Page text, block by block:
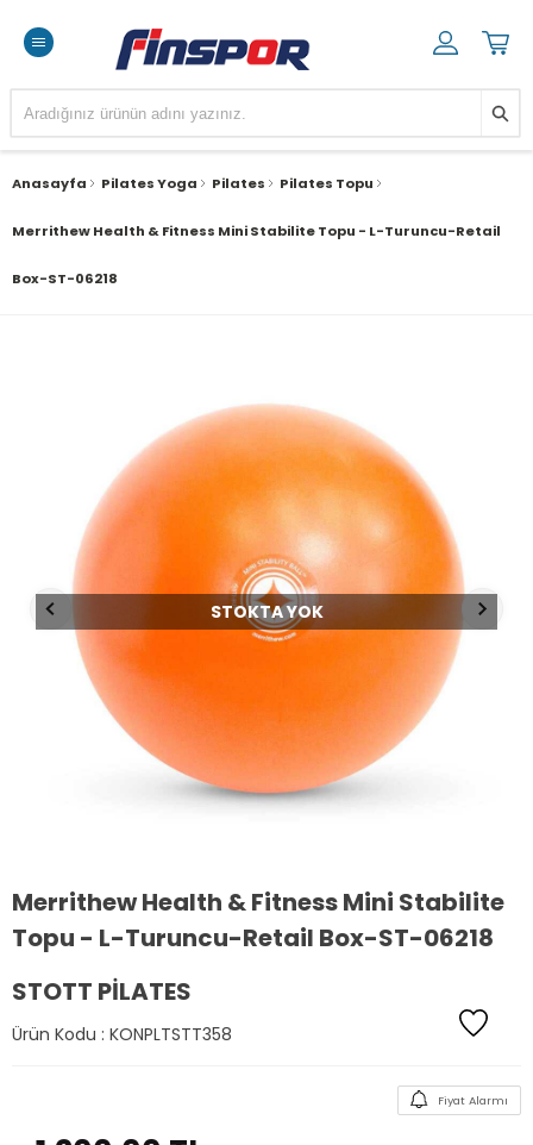
Anasayfa Pilates Yoga Pilates Pilates Topu
Merrithew Health & Fitness Mini Stabilite Topu - L-Turuncu-Retail
Box-ST-06218
STOKTA YOK
Merrithew Health & Fitness Mini Stabilite
Topu - L-Turuncu-Retail Box-ST-06218
STOTT PILATES
Ürün Kodu : KONPLTSTT358
Fiyat Alarmı